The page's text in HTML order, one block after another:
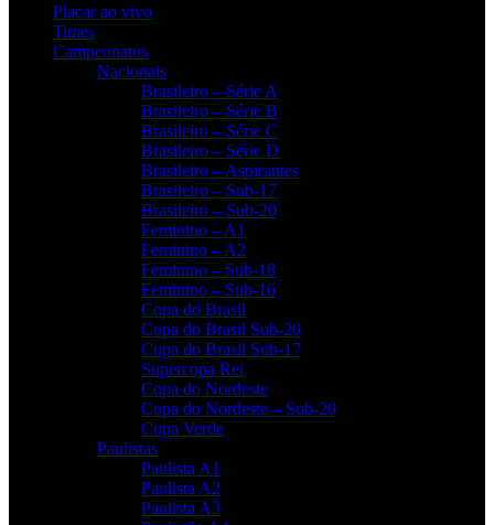
Placar ao vivo
Times
Campeonatos
Nacionais
Brasileiro – Série A
Brasileiro – Série B
Brasileiro – Série C
Brasileiro – Série D
Brasileiro – Aspirantes
Brasileiro – Sub-17
Brasileiro – Sub-20
Feminino – A1
Feminino – A2
Feminino – Sub-18
Feminino – Sub-16
Copa do Brasil
Copa do Brasil Sub-20
Copa do Brasil Sub-17
Supercopa Rei
Copa do Nordeste
Copa do Nordeste – Sub-20
Copa Verde
Paulistas
Paulista A1
Paulista A2
Paulista A3